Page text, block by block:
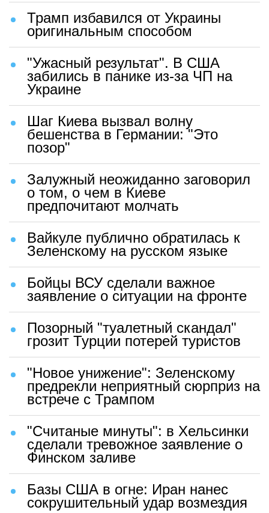
Трамп избавился от Украины
оригинальным способом
"Ужасный результат". В США
забились в панике из-за ЧП на
Украине
Шаг Киева вызвал волну
бешенства в Германии: "Это
позор"
Залужный неожиданно заговорил
о том, о чем в Киеве
предпочитают молчать
Вайкуле публично обратилась к
Зеленскому на русском языке
Бойцы ВСУ сделали важное
заявление о ситуации на фронте
Позорный "туалетный скандал"
грозит Турции потерей туристов
"Новое унижение": Зеленскому
предрекли неприятный сюрприз на
встрече с Трампом
"Считаные минуты": в Хельсинки
сделали тревожное заявление о
Финском заливе
Базы США в огне: Иран нанес
сокрушительный удар возмездия